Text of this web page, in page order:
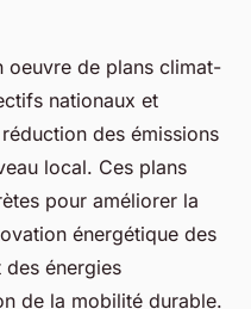
oeuvre de plans climat-
nationaux et
des émissions
local. Ces plans
pour améliorer la
énergétique des
énergies
de la mobilité durable.